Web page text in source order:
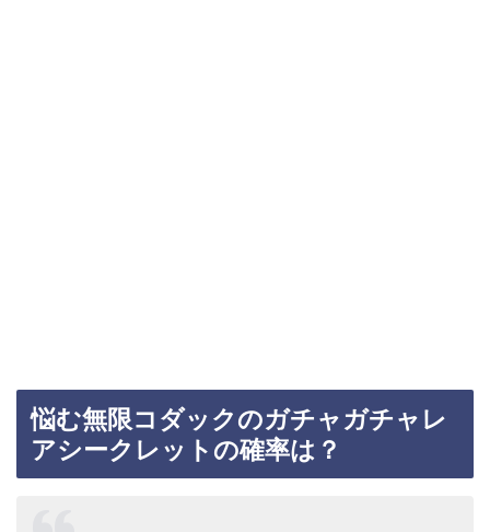
悩む無限コダックのガチャガチャレ
アシークレットの確率は？